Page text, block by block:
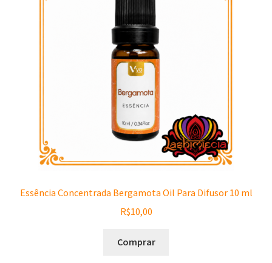
Essência Concentrada Bergamota Oil Para Difusor 10 ml
R$10,00
Comprar